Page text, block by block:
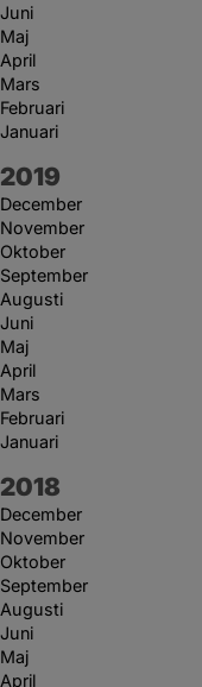
Juni
Maj
April
Mars
Februari
Januari
År:
2019
December
November
Oktober
September
Augusti
Juni
Maj
April
Mars
Februari
Januari
År:
2018
December
November
Oktober
September
Augusti
Juni
Maj
April